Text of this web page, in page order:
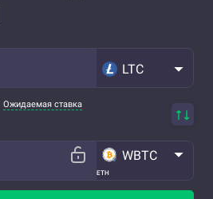
LTC
Ожидаемая ставка
ETH
WBTC